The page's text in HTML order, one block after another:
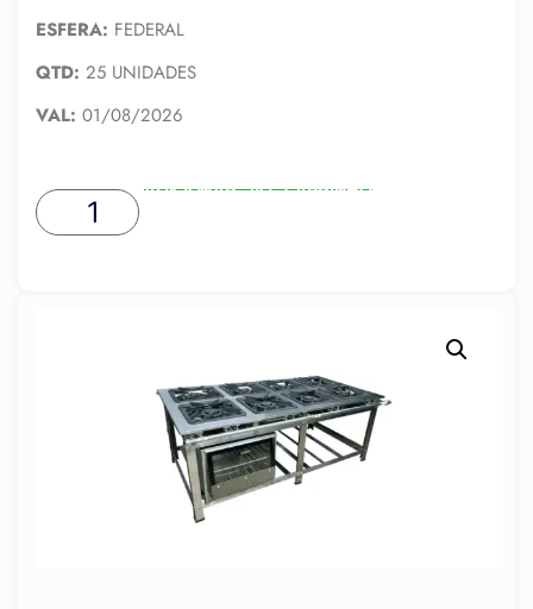
ESFERA: FEDERAL
QTD: 25 UNIDADES
VAL: 01/08/2026
ADICIONAR AO CARRINHO